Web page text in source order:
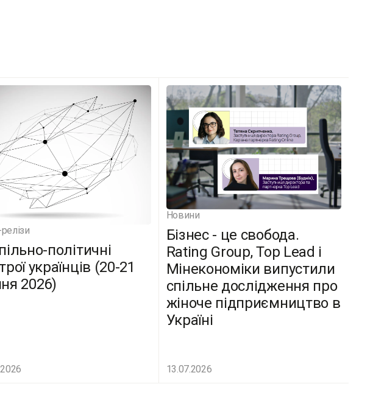
політичні
українців (20-21
2026)
Новини
Бізнес - це свобода.
Rating Group, Top Lead і
Мінекономіки випустили
спільне дослідження про
жіноче підприємництво в
Україні
13.07.2026